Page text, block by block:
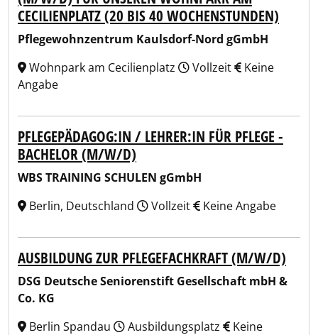
CECILIENPLATZ (20 BIS 40 WOCHENSTUNDEN)
Pflegewohnzentrum Kaulsdorf-Nord gGmbH
Wohnpark am Cecilienplatz
Vollzeit
Keine
Angabe
PFLEGEPÄDAGOG:IN / LEHRER:IN FÜR PFLEGE -
BACHELOR (M/W/D)
WBS TRAINING SCHULEN gGmbH
Berlin, Deutschland
Vollzeit Keine Angabe
AUSBILDUNG ZUR PFLEGEFACHKRAFT (M/W/D)
DSG Deutsche Seniorenstift Gesellschaft mbH &
Co. KG
Berlin Spandau
Ausbildungsplatz
Keine